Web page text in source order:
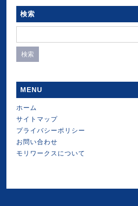
検索
索:
MENU
ホーム
サイトマップ
プライバシーポリシー
お問い合わせ
モリワークスについて